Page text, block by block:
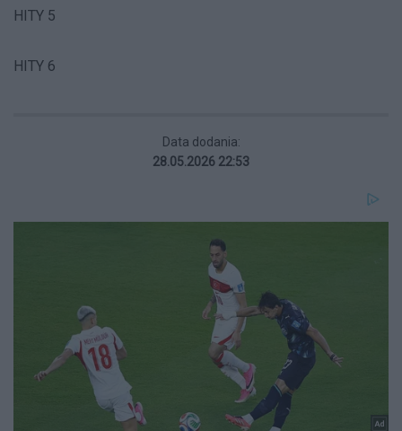
HITY 5
HITY 6
Data dodania:
28.05.2026 22:53